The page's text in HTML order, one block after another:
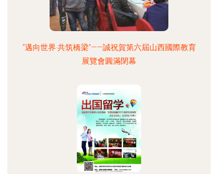
“邁向世界·共筑橋梁”——誠祝賀第六屆山西國際教育
展覽會圓滿閉幕